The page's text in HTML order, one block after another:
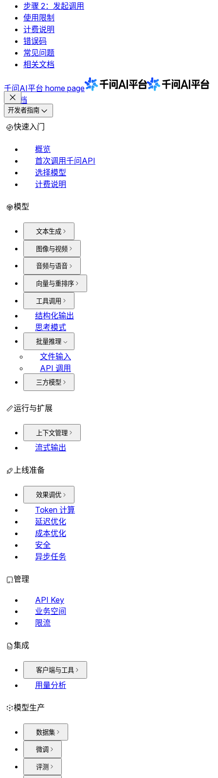
步骤 2：发起调用
使用限制
计费说明
错误码
常见问题
相关文档
千问AI平台 home page
文档
开发者指南
快速入门
概览
首次调用千问API
选择模型
计费说明
模型
文本生成
图像与视频
音频与语音
向量与重排序
工具调用
结构化输出
思考模式
批量推理
文件输入
API 调用
三方模型
运行与扩展
上下文管理
流式输出
上线准备
效果调优
Token 计算
延迟优化
成本优化
安全
异步任务
管理
API Key
业务空间
限流
集成
客户端与工具
用量分析
模型生产
数据集
微调
评测